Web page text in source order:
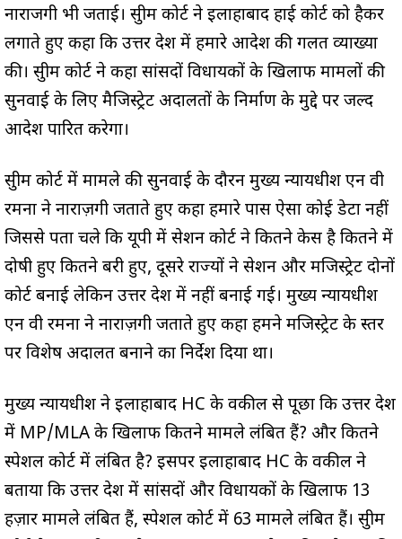
नाराजगी भी जताई। सुप्रीम कोर्ट ने इलाहाबाद हाई कोर्ट को हैकर
लगाते हुए कहा कि उत्तर प्रदेश में हमारे आदेश की गलत व्याख्या
की। सुप्रीम कोर्ट ने कहा सांसदों विधायकों के खिलाफ मामलों की
सुनवाई के लिए मैजिस्ट्रेट अदालतों के निर्माण के मुद्दे पर जल्द
आदेश पारित करेगा।
सुप्रीम कोर्ट में मामले की सुनवाई के दौरन मुख्य न्यायधीश एन वी
रमना ने नाराज़गी जताते हुए कहा हमारे पास ऐसा कोई डेटा नहीं
जिससे पता चले कि यूपी में सेशन कोर्ट ने कितने केस है कितने में
दोषी हुए कितने बरी हुए, दूसरे राज्यों ने सेशन और मजिस्ट्रेट दोनों
कोर्ट बनाई लेकिन उत्तर प्रदेश में नहीं बनाई गई। मुख्य न्यायधीश
एन वी रमना ने नाराज़गी जताते हुए कहा हमने मजिस्ट्रेट के स्तर
पर विशेष अदालत बनाने का निर्देश दिया था।
मुख्य न्यायधीश ने इलाहाबाद HC के वकील से पूछा कि उत्तर प्रदेश
में MP/MLA के खिलाफ कितने मामले लंबित हैं? और कितने
स्पेशल कोर्ट में लंबित है? इसपर इलाहाबाद HC के वकील ने
बताया कि उत्तर प्रदेश में सांसदों और विधायकों के खिलाफ 13
हज़ार मामले लंबित हैं, स्पेशल कोर्ट में 63 मामले लंबित हैं। सुप्रीम